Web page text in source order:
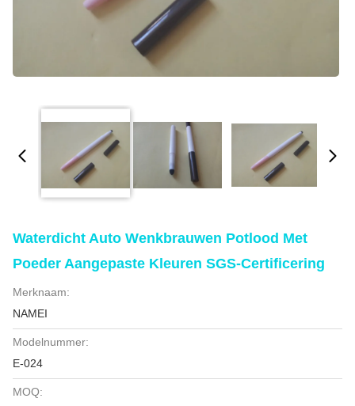
Waterdicht Auto Wenkbrauwen Potlood Met
Poeder Aangepaste Kleuren SGS-Certificering
Merknaam:
NAMEI
Modelnummer:
E-024
MOQ: